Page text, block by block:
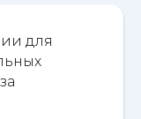
для